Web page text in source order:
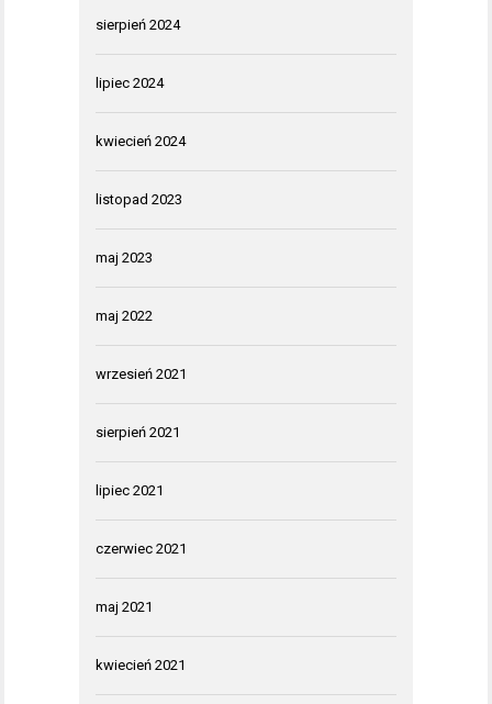
sierpień 2024
lipiec 2024
kwiecień 2024
listopad 2023
maj 2023
maj 2022
wrzesień 2021
sierpień 2021
lipiec 2021
czerwiec 2021
maj 2021
kwiecień 2021